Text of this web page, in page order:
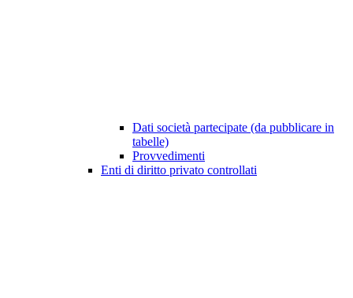
Dati società partecipate (da pubblicare in
tabelle)
Provvedimenti
Enti di diritto privato controllati